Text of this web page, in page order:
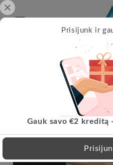
Pereikite
prie
turinio
Nemokamas
Prisijunk ir
Gauk savo €2 kreditą